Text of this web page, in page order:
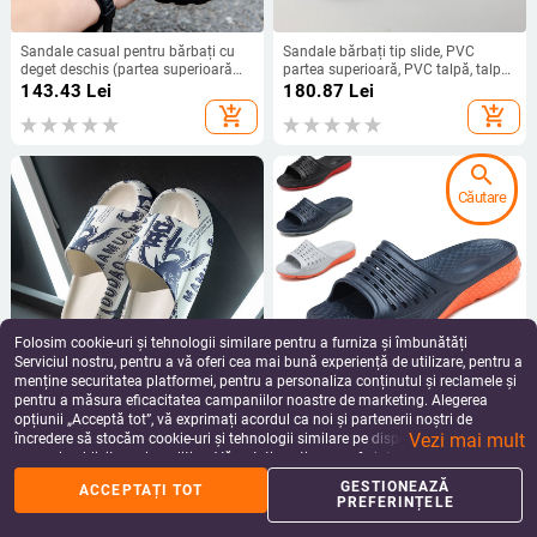
Sandale casual pentru bărbați cu
deget deschis (partea superioară
din plastic, căptușeală din plasă,
143.43 Lei
add_shopping_cart
Sandale bărbați tip slide, PVC
partea superioară, PVC talpă, talpă
turnată prin injecție, stil casual
180.87 Lei
add_shopping_cart
Papuci de bărbați, partea
superioară din PVC și talpa PVC,
talpă turnată prin injecție,
antiderapant, pentru
101.02Lei
add_shopping_cart
Sandale EVA pentru bărbați, cu
deget deschis, slip-on, stil plajă,
pentru uz interior și exterior, cu
partea superioară EVA și talpă EVA
142.94Lei
add_shopping_cart
Folosim cookie-uri și tehnologii similare pentru a furniza și îmbunătăți
Serviciul nostru, pentru a vă oferi cea mai bună experiență de utilizare, pentru a
menține securitatea platformei, pentru a personaliza conținutul și reclamele și
pentru a măsura eficacitatea campaniilor noastre de marketing. Alegerea
opțiunii „Acceptă tot”, vă exprimați acordul ca noi și partenerii noștri de
încredere să stocăm cookie-uri și tehnologii similare pe dispozitivul dvs. în
scopuri publicitare și analitice. Vă puteți gestiona preferințele în orice moment
făcând clic pe „Gestionează preferințele”. Pentru mai multe informații, vă
rugăm să consultațiPolitica noastră de confidențialitate.
Vezi mai mult
ACCEPTAȚI TOT
GESTIONEAZĂ
PREFERINȚELE
search
Căutare